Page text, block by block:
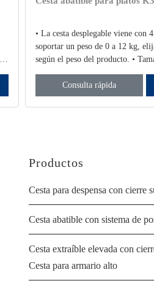
• La cesta desplegable viene con
soportar un peso de 0 a 12 kg,
según el peso del producto. •
mm/700 mm/800 mm/900 mm •
Consulta rápida
Productos
Cesta para despensa con cierre
Cesta abatible con sistema de
Cesta extraíble elevada con
Cesta para armario alto